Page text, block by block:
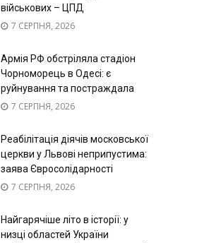
військових – ЦПД
7 СЕРПНЯ, 2026
Армія РФ обстріляла стадіон
Чорноморець в Одесі: є
руйнування та постраждала
7 СЕРПНЯ, 2026
Реабілітація діячів московської
церкви у Львові неприпустима:
заява Євросолідарності
7 СЕРПНЯ, 2026
Найгарячіше літо в історії: у
низці областей України